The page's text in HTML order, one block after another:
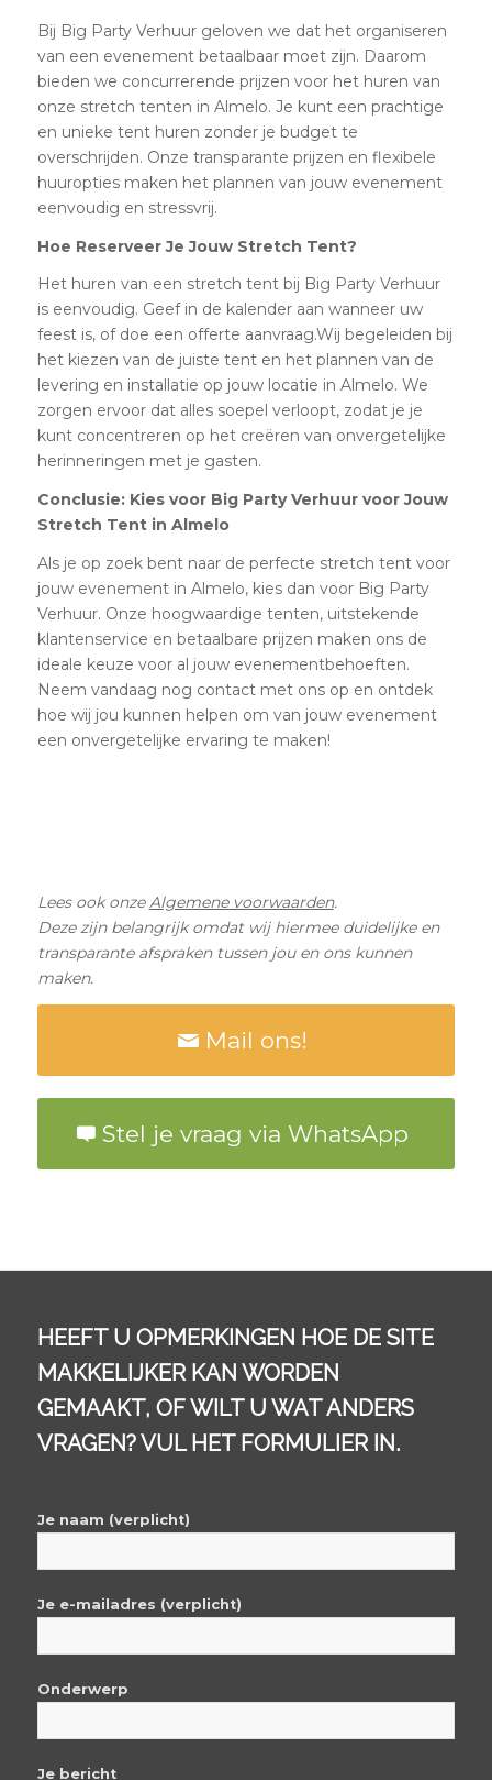
Bij Big Party Verhuur geloven we dat het organiseren
van een evenement betaalbaar moet zijn. Daarom
bieden we concurrerende prijzen voor het huren van
onze stretch tenten in Almelo. Je kunt een prachtige
en unieke tent huren zonder je budget te
overschrijden. Onze transparante prijzen en flexibele
huuropties maken het plannen van jouw evenement
eenvoudig en stressvrij.
Hoe Reserveer Je Jouw Stretch Tent?
Het huren van een stretch tent bij Big Party Verhuur
is eenvoudig. Geef in de kalender aan wanneer uw
feest is, of doe een offerte aanvraag.Wij begeleiden bij
het kiezen van de juiste tent en het plannen van de
levering en installatie op jouw locatie in Almelo. We
zorgen ervoor dat alles soepel verloopt, zodat je je
kunt concentreren op het creëren van onvergetelijke
herinneringen met je gasten.
Conclusie: Kies voor Big Party Verhuur voor Jouw
Stretch Tent in Almelo
Als je op zoek bent naar de perfecte stretch tent voor
jouw evenement in Almelo, kies dan voor Big Party
Verhuur. Onze hoogwaardige tenten, uitstekende
klantenservice en betaalbare prijzen maken ons de
ideale keuze voor al jouw evenementbehoeften.
Neem vandaag nog contact met ons op en ontdek
hoe wij jou kunnen helpen om van jouw evenement
een onvergetelijke ervaring te maken!
Lees ook onzeAlgemene voorwaarden.
Deze zijn belangrijk omdat wij hiermee duidelijke en
transparante afspraken tussen jou en ons kunnen
maken.
Mail ons!
Stel je vraag via WhatsApp
HEEFT U OPMERKINGEN HOE DE SITE
MAKKELIJKER KAN WORDEN
GEMAAKT, OF WILT U WAT ANDERS
VRAGEN? VUL HET FORMULIER IN.
Je naam (verplicht)
Je e-mailadres (verplicht)
Onderwerp
Je bericht